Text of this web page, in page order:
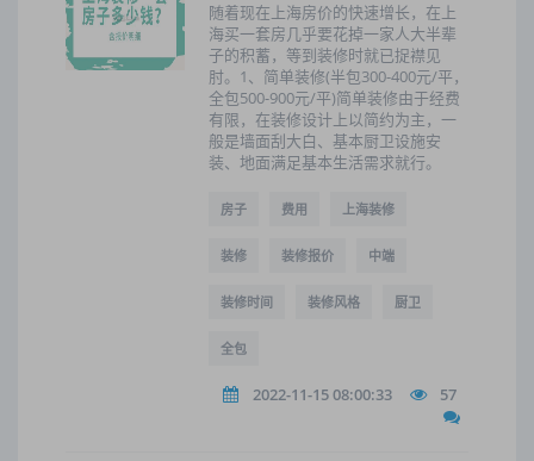
随着现在上海房价的快速增长，在上
海买一套房几乎要花掉一家人大半辈
子的积蓄，等到装修时就已捉襟见
肘。1、简单装修(半包300-400元/平，
全包500-900元/平)简单装修由于经费
有限，在装修设计上以简约为主，一
般是墙面刮大白、基本厨卫设施安
装、地面满足基本生活需求就行。
房子 费用 上海装修
装修 装修报价 中端
装修时间 装修风格 厨卫
全包
2022-11-15 08:00:33 57